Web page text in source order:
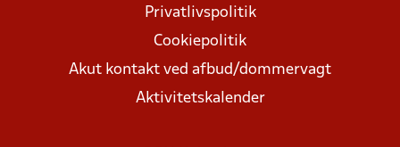
Privatlivspolitik
Cookiepolitik
Akut kontakt ved afbud/dommervagt
Aktivitetskalender